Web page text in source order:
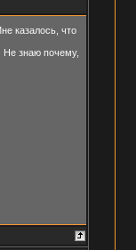
казалось, что
Не знаю почему,